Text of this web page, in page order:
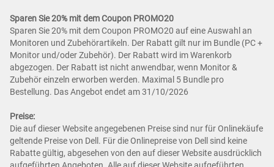
Sparen Sie 20% mit dem Coupon PROMO20
Sparen Sie 20% mit dem Coupon PROMO20 auf eine Auswahl an
Monitoren und Zubehörartikeln. Der Rabatt gilt nur im Bundle (PC +
Monitor und/oder Zubehör). Der Rabatt wird im Warenkorb
abgezogen. Der Rabatt ist nicht anwendbar, wenn Monitor &
Zubehör einzeln erworben werden. Maximal 5 Bundle pro
Bestellung. Das Angebot endet am 31/10/2026
Preise:
Die auf dieser Website angegebenen Preise sind nur für Onlinekäufe
geltende Preise von Dell. Für die Onlinepreise von Dell sind keine
Rabatte gültig, abgesehen von den auf dieser Website ausdrücklich